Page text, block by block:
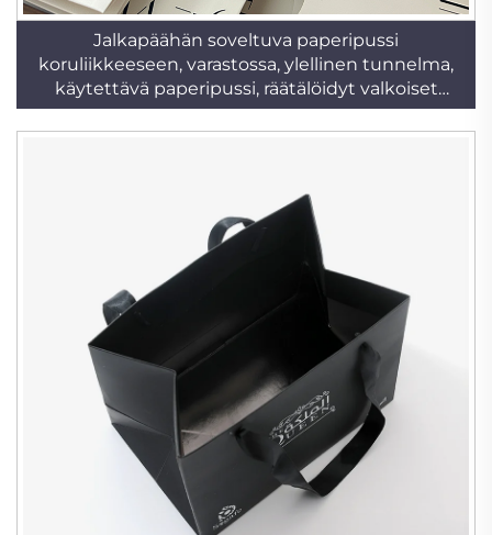
Jalkapäähän soveltuva paperipussi
koruliikkeeseen, varastossa, ylellinen tunnelma,
käytettävä paperipussi, räätälöidyt valkoiset
kortit, lahjapakkauspussit, tukkumyynti